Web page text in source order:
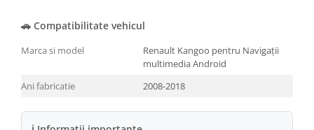
Conectică Honda
Conectică Suzuki
Conectică Renault
🚗 Compatibilitate vehicul
Marca si model
Renault Kangoo pentru Navigații
multimedia Android
Ani fabricatie
2008-2018